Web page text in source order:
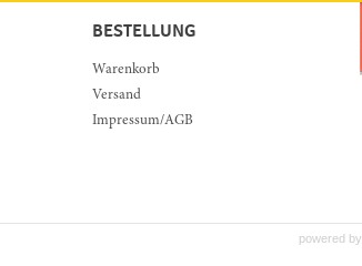
BESTELLUNG
Warenkorb
Versand
Impressum/AGB
powered by